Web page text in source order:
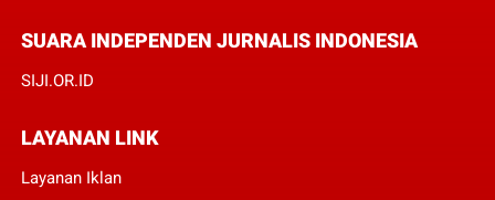
SUARA INDEPENDEN JURNALIS INDONESIA
SIJI.OR.ID
LAYANAN LINK
Layanan Iklan